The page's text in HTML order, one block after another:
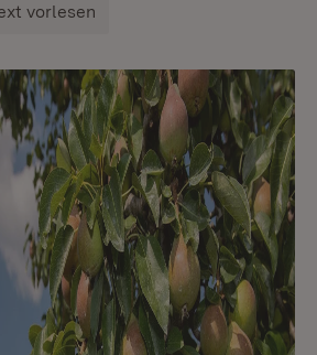
vorlesen